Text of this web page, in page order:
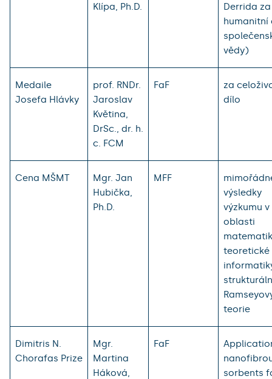
Klípa, Ph.D.
Derrida za
humanitní
vědy)
Medaile
Josefa Hlávky
prof. RNDr.
Jaroslav
Květina,
DrSc., dr. h.
c. FCM
FaF
za
dílo
Cena MŠMT
Mgr. Jan
Hubička,
Ph.D.
MFF
výsledky
výzkumu v
oblasti
teoretické
teorie
Dimitris N.
Chorafas Prize
Mgr.
Martina
Háková,
FaF
sorbents